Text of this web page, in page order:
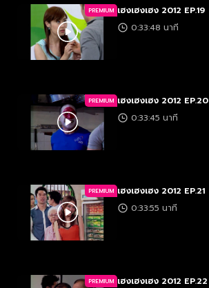
PREMIUM เฮงเฮงเฮง 2012 EP.19
0:33:48 นาที
PREMIUM เฮงเฮงเฮง 2012 EP.20
0:33:45 นาที
PREMIUM เฮงเฮงเฮง 2012 EP.21
0:33:55 นาที
PREMIUM เฮงเฮงเฮง 2012 EP.22